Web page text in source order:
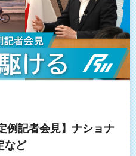
例記者会見】ナショナ
など